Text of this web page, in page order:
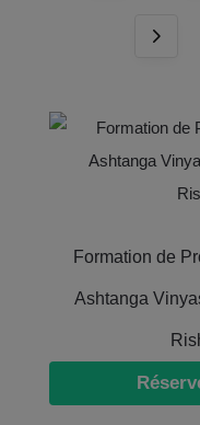
Formation de
Ashtanga